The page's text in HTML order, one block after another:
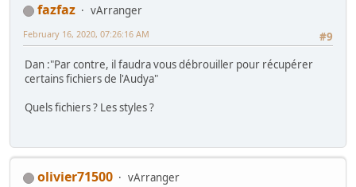
fazfaz
vArranger
#9
February 16, 2020, 07:26:16 AM
Dan :"Par contre, il faudra vous débrouiller pour récupérer
certains fichiers de l'Audya"
Quels fichiers ? Les styles ?
olivier71500
vArranger